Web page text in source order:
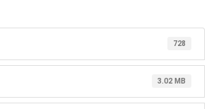
728
3.02 MB